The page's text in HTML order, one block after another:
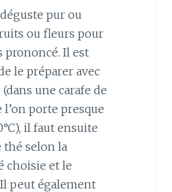
pur ou
ou fleurs pour
Il est
le préparer avec
une carafe de
porte presque
il faut ensuite
selon la
choisie et le
peut également